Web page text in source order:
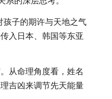
孩子的期许与天地之气
入日本、韩国等东亚
从命理角度看，姓名
吉凶来调节先天能量